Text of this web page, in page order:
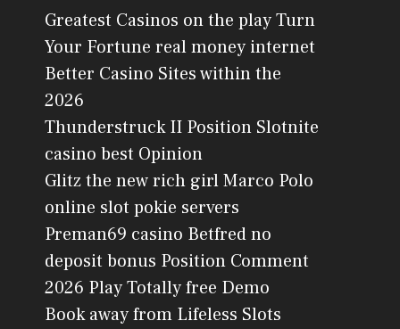
Greatest Casinos on the play Turn
Your Fortune real money internet
Better Casino Sites within the
2026
Thunderstruck II Position Slotnite
casino best Opinion
Glitz the new rich girl Marco Polo
online slot pokie servers
Preman69 casino Betfred no
deposit bonus Position Comment
2026 Play Totally free Demo
Book away from Lifeless Slots